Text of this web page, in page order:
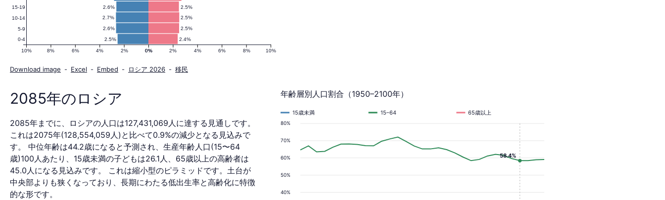
ピ
ラ
ミ
ッ
ド
2.4%
2.5%
2.5%
2.6%
2.5%
2.7%
2.5%
2.6%
0% 2% 4% 6% 8% 10%
10% 8% 6% 4% 2% 0%
0-4
5-9
10-14
15-19
Download image - Excel - Embed - ロシア 2026 - 移民
2085年のロシア
2085年までに、ロシアの人口は127,431,069人に達する見通しです。
これは2075年(128,554,059人)と比べて0.9%の減少となる見込みで
す。 中位年齢は44.2歳になると予測され、生産年齢人口(15〜64
歳)100人あたり、15歳未満の子どもは26.1人、65歳以上の高齢者は
45.0人になる見込みです。 これは縮小型のピラミッドです。土台が
中央部よりも狭くなっており、長期にわたる低出生率と高齢化に特徴
的な形です。
年齢層別人口割合（1950–2100年）
40%
50%
60%
70%
80%
15歳未満 15–64 65歳以上
58.4%